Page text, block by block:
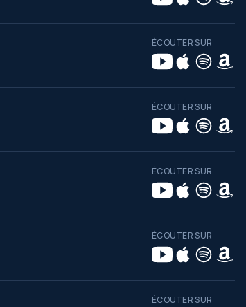
ÉCOUTER SUR
ÉCOUTER SUR
ÉCOUTER SUR
ÉCOUTER SUR
ÉCOUTER SUR